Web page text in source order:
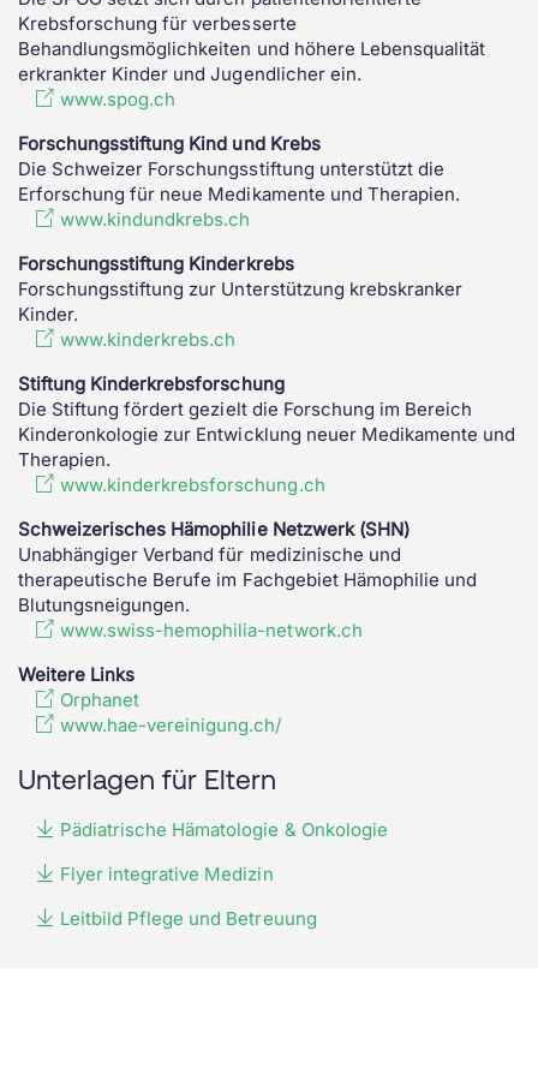
Krebsforschung für verbesserte
Behandlungsmöglichkeiten und höhere Lebensqualität
erkrankter Kinder und Jugendlicher ein.
www.spog.ch
Forschungsstiftung Kind und Krebs
Die Schweizer Forschungsstiftung unterstützt die
Erforschung für neue Medikamente und Therapien.
www.kindundkrebs.ch
Forschungsstiftung Kinderkrebs
Forschungsstiftung zur Unterstützung krebskranker
Kinder.
www.kinderkrebs.ch
Stiftung Kinderkrebsforschung
Die Stiftung fördert gezielt die Forschung im Bereich
Kinderonkologie zur Entwicklung neuer Medikamente und
Therapien.
www.kinderkrebsforschung.ch
Schweizerisches Hämophilie Netzwerk (SHN)
Unabhängiger Verband für medizinische und
therapeutische Berufe im Fachgebiet Hämophilie und
Blutungsneigungen.
www.swiss-hemophilia-network.ch
Weitere Links
Orphanet
www.hae-vereinigung.ch/
Unterlagen für Eltern
Pädiatrische Hämatologie & Onkologie
Flyer integrative Medizin
Leitbild Pflege und Betreuung